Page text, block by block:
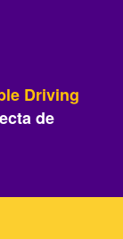
Driving
de